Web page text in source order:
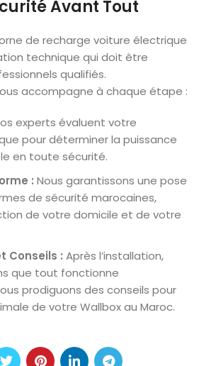
Avant Tout
de recharge voiture électrique
technique qui doit être
qualifiés.
accompagne à chaque étape :
experts évaluent votre
pour déterminer la puissance
en toute sécurité.
: Nous garantissons une pose
de sécurité marocaines,
de votre domicile et de votre
Conseils : Après l’installation,
que tout fonctionne
prodiguons des conseils pour
de votre Wallbox au Maroc.